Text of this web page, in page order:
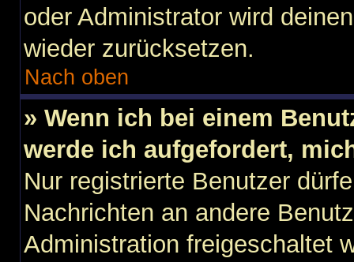
oder Administrator wird
wieder zurücksetzen.
Nach oben
» Wenn ich bei einem
werde ich aufgefordert,
Nur registrierte Benutzer
Nachrichten an andere
Administration freigeschaltet